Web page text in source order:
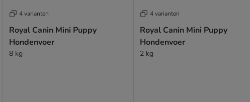
4 varianten
Royal Canin Mini Puppy
Hondenvoer
8 kg
4 varianten
Royal Canin Mini Puppy
Hondenvoer
2 kg